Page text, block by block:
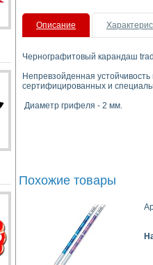
Описание
Чернографитовый карандаш
Непревзойденная
сертифицированных и
Диаметр грифеля - 2 мм.
Похожие товары